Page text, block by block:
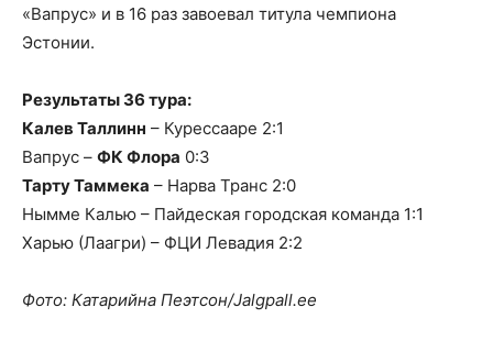
«Вапрус» и в 16 раз завоевал титула чемпиона
Эстонии.
Результаты 36 тура:
Калев Таллинн – Курессааре 2:1
Вапрус – ФК Флора 0:3
Тарту Таммека – Нарва Транс 2:0
Нымме Калью – Пайдеская городская команда 1:1
Харью (Лаагри) – ФЦИ Левадия 2:2
Фото: Катарийна Пеэтсон/Jalgpall.ee